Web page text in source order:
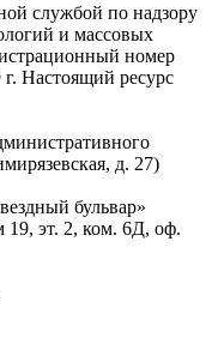
службой по надзору
и массовых
номер
Настоящий ресурс
д. 27)
бульвар»
эт. 2, ком. 6Д, оф.